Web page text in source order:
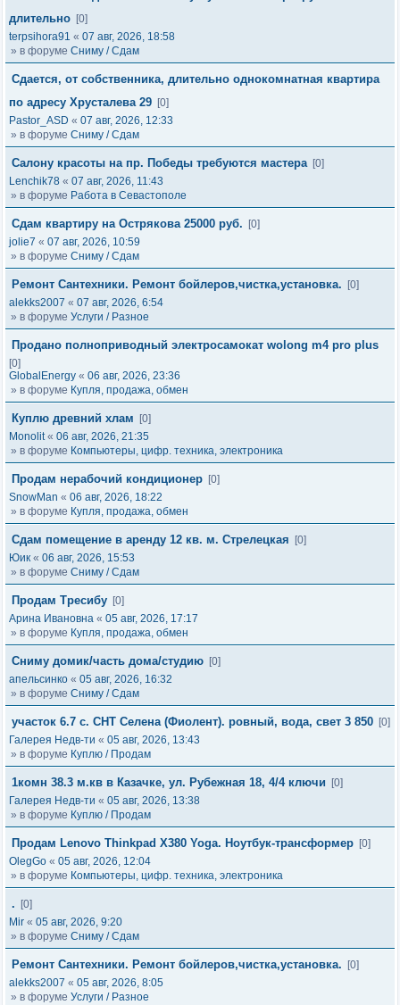
длительно [0]
terpsihora91 « 07 авг, 2026, 18:58
» в форуме Сниму / Сдам
Сдается, от собственника, длительно однокомнатная квартира
по адресу Хрусталева 29 [0]
Pastor_ASD « 07 авг, 2026, 12:33
» в форуме Сниму / Сдам
Салону красоты на пр. Победы требуются мастера [0]
Lenchik78 « 07 авг, 2026, 11:43
» в форуме Работа в Севастополе
Сдам квартиру на Острякова 25000 руб.
[0]
jolie7 « 07 авг, 2026, 10:59
» в форуме Сниму / Сдам
Ремонт Сантехники. Ремонт бойлеров,чистка,установка.
[0]
alekks2007 « 07 авг, 2026, 6:54
» в форуме Услуги / Разное
Продано полноприводный электросамокат wolong m4 pro plus
[0]
GlobalEnergy « 06 авг, 2026, 23:36
» в форуме Купля, продажа, обмен
Куплю древний хлам
[0]
Monolit« 06 авг, 2026, 21:35
» в форуме Компьютеры, цифр. техника, электроника
Продам нерабочий кондиционер [0]
SnowMan « 06 авг, 2026, 18:22
» в форуме Купля, продажа, обмен
Сдам помещение в аренду 12 кв. м. Стрелецкая
[0]
Юик « 06 авг, 2026, 15:53
» в форуме Сниму / Сдам
Продам Тресибу [0]
Арина Ивановна « 05 авг, 2026, 17:17
» в форуме Купля, продажа, обмен
Сниму домик/часть дома/студию [0]
апельсинко « 05 авг, 2026, 16:32
» в форуме Сниму / Сдам
участок 6.7 с. СНТ Селена (Фиолент). ровный, вода, свет 3 850 [0]
Галерея Недв-ти « 05 авг, 2026, 13:43
» в форуме Куплю / Продам
1комн 38.3 м.кв в Казачке, ул. Рубежная 18, 4/4 ключи
[0]
Галерея Недв-ти « 05 авг, 2026, 13:38
» в форуме Куплю / Продам
Продам Lenovo Thinkpad X380 Yoga. Ноутбук-трансформер [0]
OlegGo « 05 авг, 2026, 12:04
» в форуме Компьютеры, цифр. техника, электроника
.
[0]
Mir « 05 авг, 2026, 9:20
» в форуме Сниму / Сдам
Ремонт Сантехники. Ремонт бойлеров,чистка,установка.
[0]
alekks2007 « 05 авг, 2026, 8:05
» в форуме Услуги / Разное